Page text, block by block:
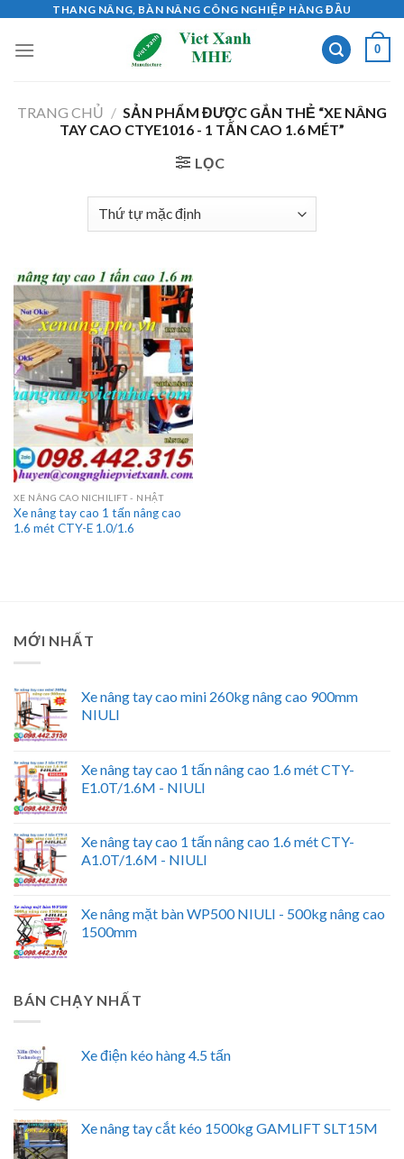
content
THANG NÂNG, BÀN NÂNG CÔNG NGHIỆP HÀNG ĐẦU
0
TRANG CHỦ / SẢN PHẨM ĐƯỢC GẮN THẺ “XE NÂNG
TAY CAO CTYE1016 - 1 TẤN CAO 1.6 MÉT”
LỌC
XE NÂNG CAO NICHILIFT - NHẬT
Xe nâng tay cao 1 tấn nâng cao
1.6 mét CTY-E 1.0/1.6
MỚI NHẤT
Xe nâng tay cao mini 260kg nâng cao 900mm
NIULI
Xe nâng tay cao 1 tấn nâng cao 1.6 mét CTY-
E1.0T/1.6M - NIULI
Xe nâng tay cao 1 tấn nâng cao 1.6 mét CTY-
A1.0T/1.6M - NIULI
Xe nâng mặt bàn WP500 NIULI - 500kg nâng cao
1500mm
BÁN CHẠY NHẤT
Xe điện kéo hàng 4.5 tấn
Xe nâng tay cắt kéo 1500kg GAMLIFT SLT15M